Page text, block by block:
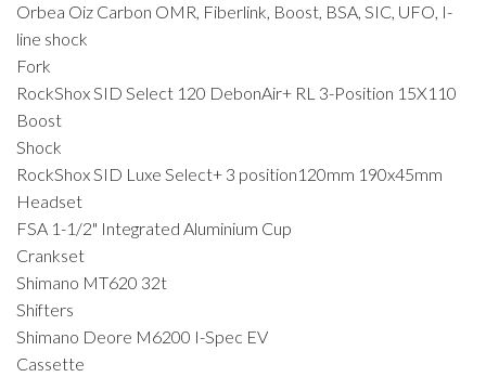
Orbea Oiz Carbon OMR, Fiberlink, Boost, BSA, SIC, UFO, I-
line shock
Fork
RockShox SID Select 120 DebonAir+ RL 3-Position 15X110
Boost
Shock
RockShox SID Luxe Select+ 3 position120mm 190x45mm
Headset
FSA 1-1/2" Integrated Aluminium Cup
Crankset
Shimano MT620 32t
Shifters
Shimano Deore M6200 I-Spec EV
Cassette